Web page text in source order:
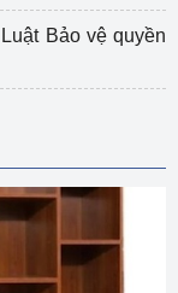
Bảo vệ quyền